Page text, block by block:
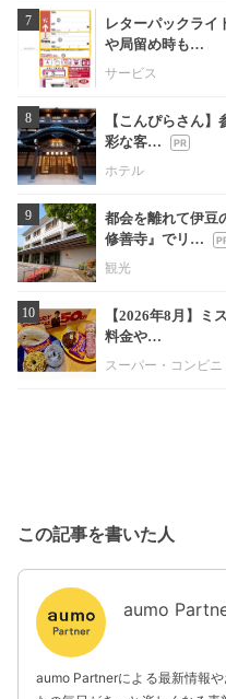
7
レターパックライ
や局留め時も…
サービス
8
【こんぴらさん
彩な客…
ホテル
9
都会を離れて伊豆
修善寺』でリ…
観光
10
【2026年8月】ミ
料金や…
スーパー・コンビ
この記事を書いた人
aumo
aumo Partnerによる最新情報